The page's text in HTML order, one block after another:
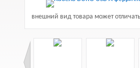
внешний вид товара может